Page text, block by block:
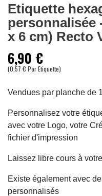
Etiquette
personnalisée
x 6 cm) Recto
6,90 €
(0,57 € Par Etiquette)
Vendues par planche de
Personnalisez votre
avec votre Logo, votre
fichier d'impression
Laissez libre cours à
Existe également avec
personnalisés